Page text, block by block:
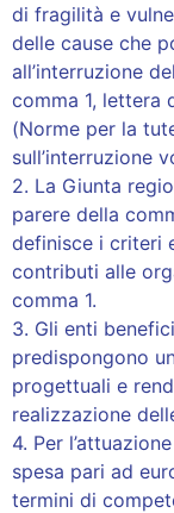
di fragilità e
delle cause che
all’interruzione
comma 1, lettera
(Norme per la
sull’interruzione
2. La Giunta
parere della
definisce i criteri
contributi alle
comma 1.
3. Gli enti
predispongono
progettuali e
realizzazione
4. Per
spesa pari ad
termini di